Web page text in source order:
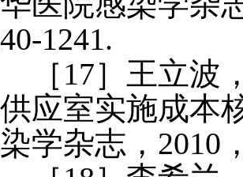
1241.
17］王立波，
应室实施成本
学杂志，2010